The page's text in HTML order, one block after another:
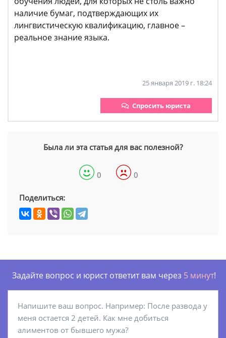
наличие бумаг, подтверждающих их
лингвистическую квалификацию, главное –
реальное знание языка.
25 января 2019 г. 18:24
Спросить юриста
Была ли эта статья для вас полезной?
0 0
Поделиться:
Задайте вопрос и юрист ответит вам через 5 минут!